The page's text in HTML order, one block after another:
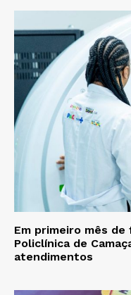
Em primeiro mês
Policlínica de
atendimentos